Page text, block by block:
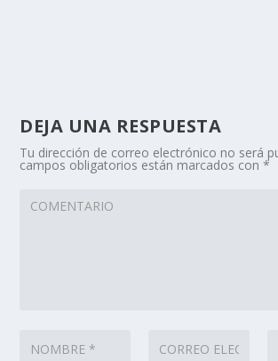
DEJA UNA RESPUESTA
Tu dirección de correo electrónico no será
campos obligatorios están marcados con*